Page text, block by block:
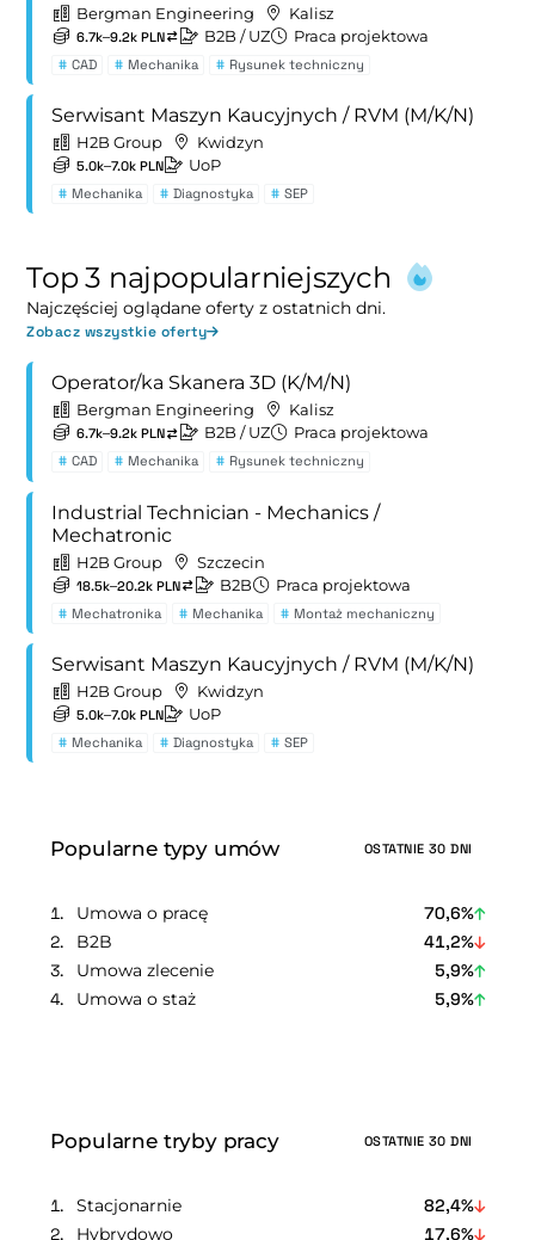
Bergman Engineering Kalisz
6.7k–9.2k PLN B2B / UZ Praca projektowa
# CAD # Mechanika # Rysunek techniczny
Serwisant Maszyn Kaucyjnych / RVM (M/K/N)
H2B Group Kwidzyn
5.0k–7.0k PLN UoP
# Mechanika # Diagnostyka # SEP
Top 3 najpopularniejszych
Najczęściej oglądane oferty z ostatnich dni.
Zobacz wszystkie oferty
Operator/ka Skanera 3D (K/M/N)
Bergman Engineering Kalisz
6.7k–9.2k PLN B2B / UZ Praca projektowa
# CAD # Mechanika # Rysunek techniczny
Industrial Technician - Mechanics /
Mechatronic
H2B Group Szczecin
18.5k–20.2k PLN B2B Praca projektowa
# Mechatronika # Mechanika # Montaż mechaniczny
Serwisant Maszyn Kaucyjnych / RVM (M/K/N)
H2B Group Kwidzyn
5.0k–7.0k PLN UoP
# Mechanika # Diagnostyka # SEP
Popularne typy umów OSTATNIE 30 DNI
Umowa o pracę
70,6%
B2B
41,2%
Umowa zlecenie
5,9%
Umowa o staż
5,9%
Popularne tryby pracy OSTATNIE 30 DNI
Stacjonarnie
82,4%
Hybrydowo
17,6%